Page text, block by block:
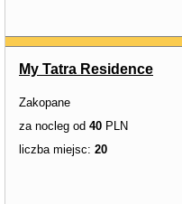
My Tatra Residence
Zakopane
za nocleg od 40 PLN
liczba miejsc: 20